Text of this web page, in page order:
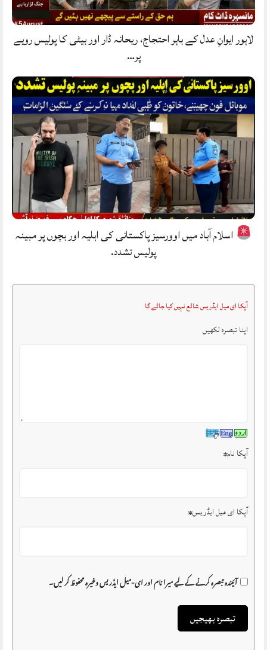
لاہور ایوانِ عدل کے باہر احتجاج، ریحانہ ڈار اور بیٹی کا پولیس رویے
پر…
اسلام آباد میں اوورسیز پاکستانی کی اہلیہ اور بچوں پر مبینہ
پولیس تشدد.
آپکا ای میل ایڈریس شائع نہیں کیا جائے گا
اپنا تبصرہ لکھیں
آپکا نام*
آپکا ای میل ایڈریس*
آئیندہ تبصرہ کرنے کے لیے میرا نام اور ای-میل ایڈریس وغیرہ محفوظ کر لیں۔